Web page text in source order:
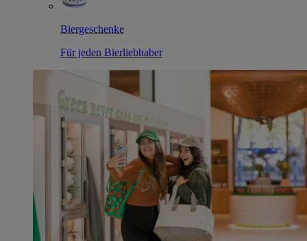
Biergeschenke
Für jeden Bierliebhaber